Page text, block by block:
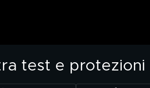
test e protezioni